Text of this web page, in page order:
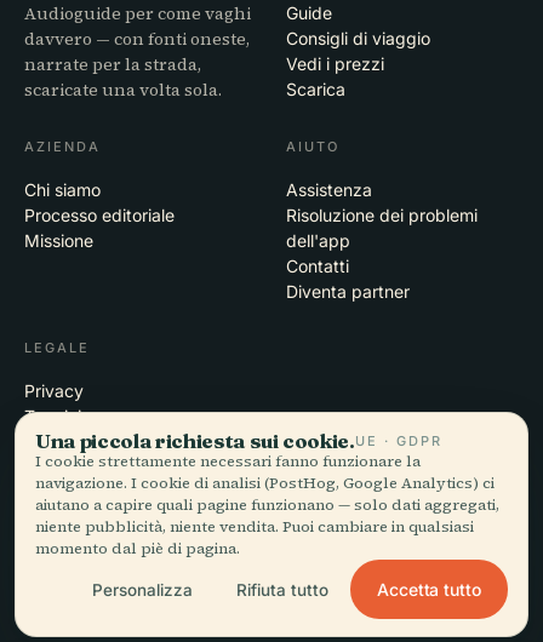
Audioguide per come vaghi
davvero — con fonti oneste,
narrate per la strada,
scaricate una volta sola.
Guide
Consigli di viaggio
Vedi i prezzi
Scarica
AZIENDA
Chi siamo
Processo editoriale
Missione
AIUTO
Assistenza
Risoluzione dei problemi
dell'app
Contatti
Diventa partner
LEGALE
Privacy
Termini
Impostazioni cookie
Elimina account
© 2026 Audiala · Realizzata a Morges, Svizzera, in viaggio e tra le
EN · FR · DE · ES · IT · PT · JA · ZH · HI · RU · CS · AR
Una piccola richiesta sui cookie.UE · GDPR
I cookie strettamente necessari fanno funzionare la
navigazione. I cookie di analisi (PostHog, Google Analytics) ci
aiutano a capire quali pagine funzionano — solo dati aggregati,
niente pubblicità, niente vendita. Puoi cambiare in qualsiasi
momento dal piè di pagina.
Personalizza Rifiuta tutto Accetta tutto